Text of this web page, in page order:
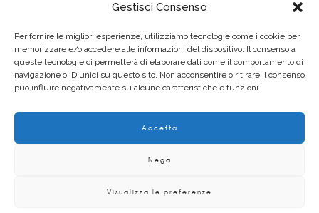
Gestisci Consenso
Per fornire le migliori esperienze, utilizziamo tecnologie come i cookie per
memorizzare e/o accedere alle informazioni del dispositivo. Il consenso a
queste tecnologie ci permetterà di elaborare dati come il comportamento di
navigazione o ID unici su questo sito. Non acconsentire o ritirare il consenso
può influire negativamente su alcune caratteristiche e funzioni.
Accetta
Nega
Visualizza le preferenze
Privacy Policy IT
Privacy Policy EN
Cookie Policy EN